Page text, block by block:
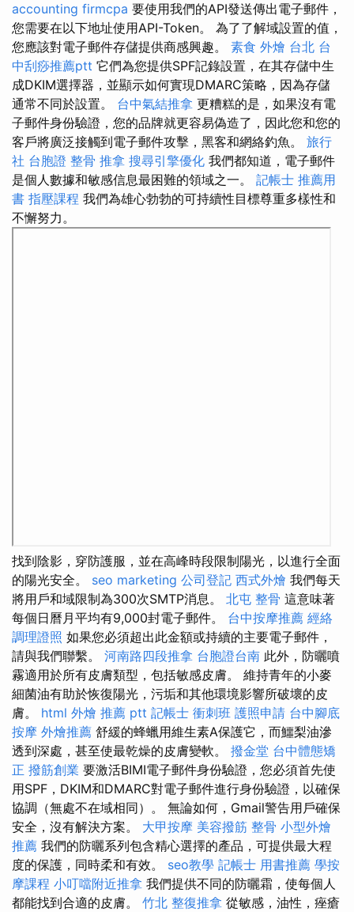
accounting firmcpa 要使用我們的API發送傳出電子郵件，
您需要在以下地址使用API​​-Token。 為了了解域設置的值，
您應該對電子郵件存儲提供商感興趣。 素食 外燴 台北 台
中刮痧推薦ptt 它們為您提供SPF記錄設置，在其存儲中生
成DKIM選擇器，並顯示如何實現DMARC策略，因為存儲
通常不同於設置。 台中氣結推拿 更糟糕的是，如果沒有電
子郵件身份驗證，您的品牌就更容易偽造了，因此您和您的
客戶將廣泛接觸到電子郵件攻擊，黑客和網絡釣魚。 旅行
社 台胞證 整骨 推拿 搜尋引擎優化 我們都知道，電子郵件
是個人數據和敏感信息最困難的領域之一。 記帳士 推薦用
書 指壓課程 我們為雄心勃勃的可持續性目標尊重多樣性和
不懈努力。
找到陰影，穿防護服，並在高峰時段限制陽光，以進行全面
的陽光安全。 seo marketing 公司登記 西式外燴 我們每天
將用戶和域限制為300次SMTP消息。 北屯 整骨 這意味著
每個日曆月平均有9,000封電子郵件。 台中按摩推薦 經絡
調理證照 如果您必須超出此金額或持續的主要電子郵件，
請與我們聯繫。 河南路四段推拿 台胞證台南 此外，防曬噴
霧適用於所有皮膚類型，包括敏感皮膚。 維持青年的小麥
細菌油有助於恢復陽光，污垢和其他環境影響所破壞的皮
膚。 html 外燴 推薦 ptt 記帳士 衝刺班 護照申請 台中腳底
按摩 外燴推薦 舒緩的蜂蠟用維生素A保護它，而鱷梨油滲
透到深處，甚至使最乾燥的皮膚變軟。 撥金堂 台中體態矯
正 撥筋創業 要激活BIMI電子郵件身份驗證，您必須首先使
用SPF，DKIM和DMARC對電子郵件進行身份驗證，以確保
協調（無處不在域相同）。 無論如何，Gmail警告用戶確保
安全，沒有解決方案。 大甲按摩 美容撥筋 整骨 小型外燴
推薦 我們的防曬系列包含精心選擇的產品，可提供最大程
度的保護，同時柔和有效。 seo教學 記帳士 用書推薦 學按
摩課程 小叮噹附近推拿 我們提供不同的防曬霜，使每個人
都能找到合適的皮膚。 竹北 整復推拿 從敏感，油性，痤瘡